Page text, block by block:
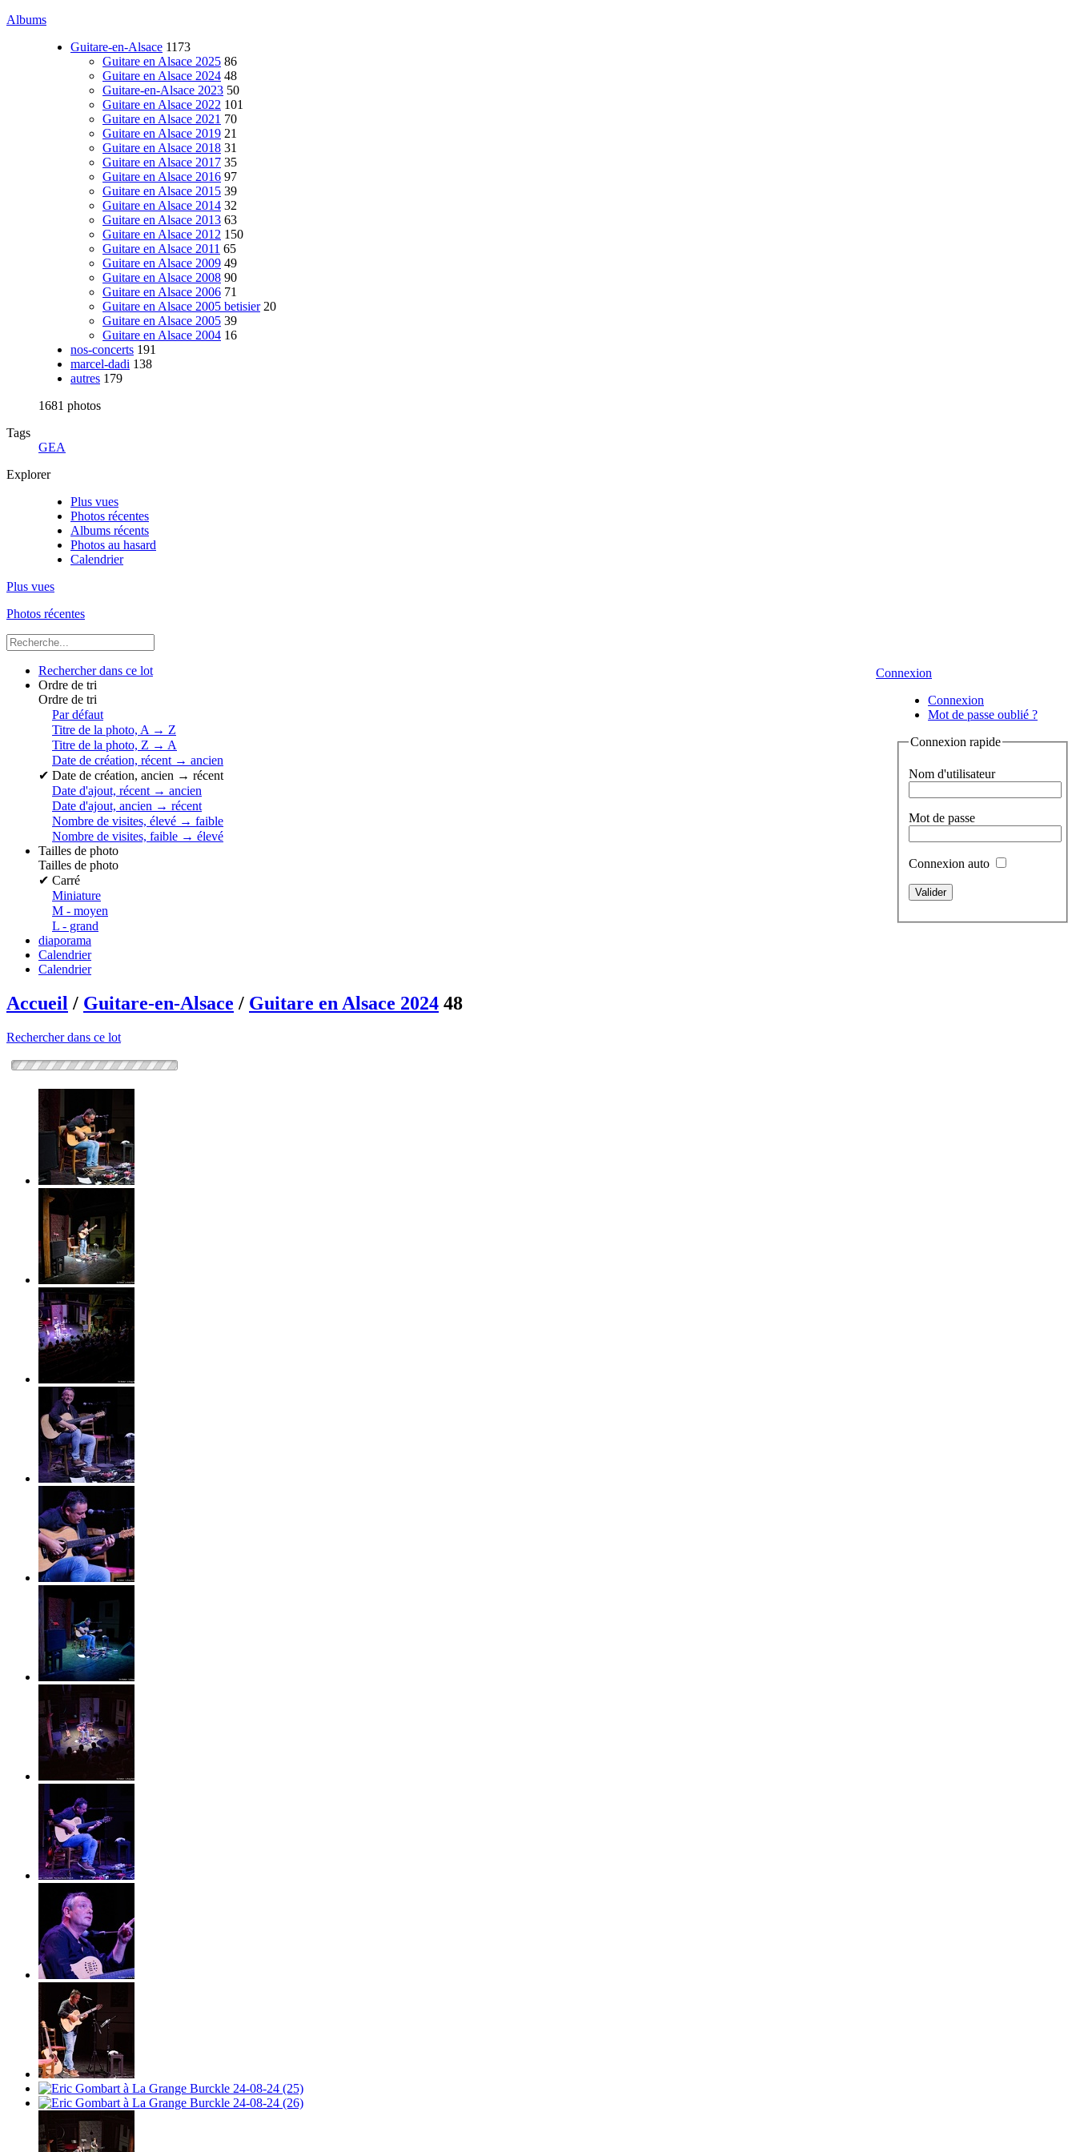
Albums
Guitare-en-Alsace 1173
Guitare en Alsace 2025 86
Guitare en Alsace 2024 48
Guitare-en-Alsace 2023 50
Guitare en Alsace 2022 101
Guitare en Alsace 2021 70
Guitare en Alsace 2019 21
Guitare en Alsace 2018 31
Guitare en Alsace 2017 35
Guitare en Alsace 2016 97
Guitare en Alsace 2015 39
Guitare en Alsace 2014 32
Guitare en Alsace 2013 63
Guitare en Alsace 2012 150
Guitare en Alsace 2011 65
Guitare en Alsace 2009 49
Guitare en Alsace 2008 90
Guitare en Alsace 2006 71
Guitare en Alsace 2005 betisier 20
Guitare en Alsace 2005 39
Guitare en Alsace 2004 16
nos-concerts 191
marcel-dadi 138
autres 179
1681 photos
Tags
GEA
Explorer
Plus vues
Photos récentes
Albums récents
Photos au hasard
Calendrier
Plus vues
Photos récentes
Connexion
Connexion
Mot de passe oublié ?
Connexion rapide
Nom d'utilisateur
Mot de passe
Connexion auto
Rechercher dans ce lot
Ordre de tri
Ordre de tri
Par défaut
Titre de la photo, A → Z
Titre de la photo, Z → A
Date de création, récent → ancien
✔ Date de création, ancien → récent
Date d'ajout, récent → ancien
Date d'ajout, ancien → récent
Nombre de visites, élevé → faible
Nombre de visites, faible → élevé
Tailles de photo
Tailles de photo
✔ Carré
Miniature
M - moyen
L - grand
diaporama
Calendrier
Calendrier
Accueil / Guitare-en-Alsace / Guitare en Alsace 2024 48
Rechercher dans ce lot